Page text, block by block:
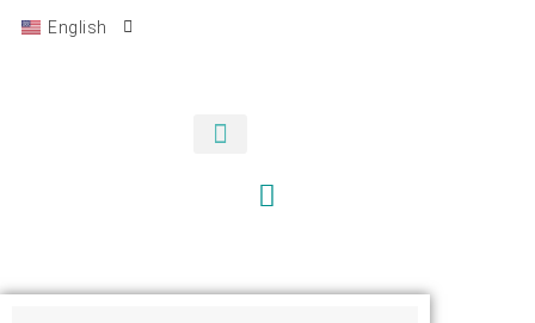
English
Bahasa Indonesia